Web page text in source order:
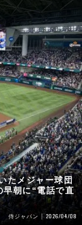
たメジャー球団
朝に“電話で直
侍ジャパン 2026/04/08